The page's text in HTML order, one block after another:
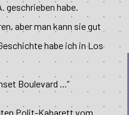
geschrieben habe.
aber man kann sie gut
habe ich in Los
Boulevard ...“
Polit-Kabarett vom